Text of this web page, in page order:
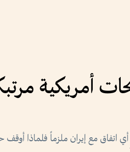
أمريكية
اتفاق مع إيران ملزماً فلماذا